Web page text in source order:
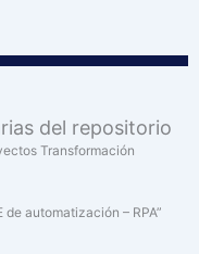
del repositorio
Transformación
automatización – RPA”